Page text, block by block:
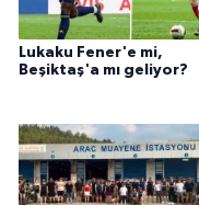
Lukaku Fener'e mi,
Beşiktaş'a mı geliyor?